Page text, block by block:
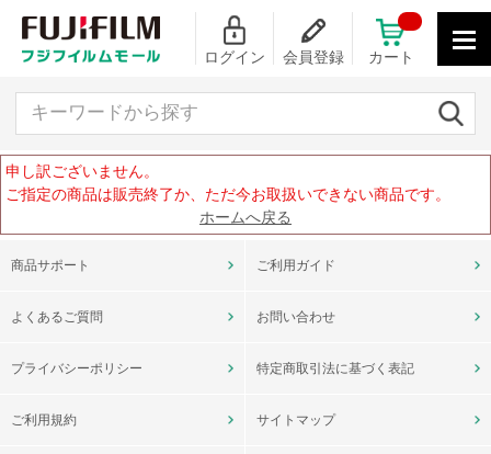
ログイン 会員登録
申し訳ございません。
ご指定の商品は販売終了か、ただ今お取扱いできない商品です。
ホームへ戻る
商品サポート ご利用ガイド
よくあるご質問 お問い合わせ
プライバシーポリシー 特定商取引法に基づく表記
ご利用規約 サイトマップ